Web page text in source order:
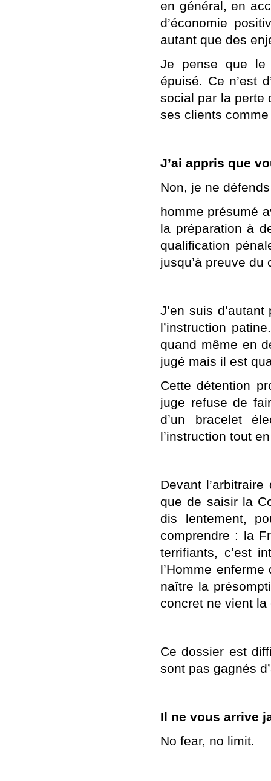
en général, en
d’économie
autant que des
Je pense que le
épuisé. Ce n’est
social par la perte
ses clients
J’ai appris que
Non, je ne
homme présumé
la préparation à
qualification
jusqu’à preuve
J’en suis
l’instruction
quand même en
jugé mais il est
Cette détention
juge refuse de
d’un bracelet
l’instruction tout
Devant
que de saisir la
dis lentement,
comprendre : la
terrifiants, c’est
l’Homme
naître la
concret ne vient la
Ce dossier est
sont pas gagnés
Il ne vous arrive
No fear, no limit.